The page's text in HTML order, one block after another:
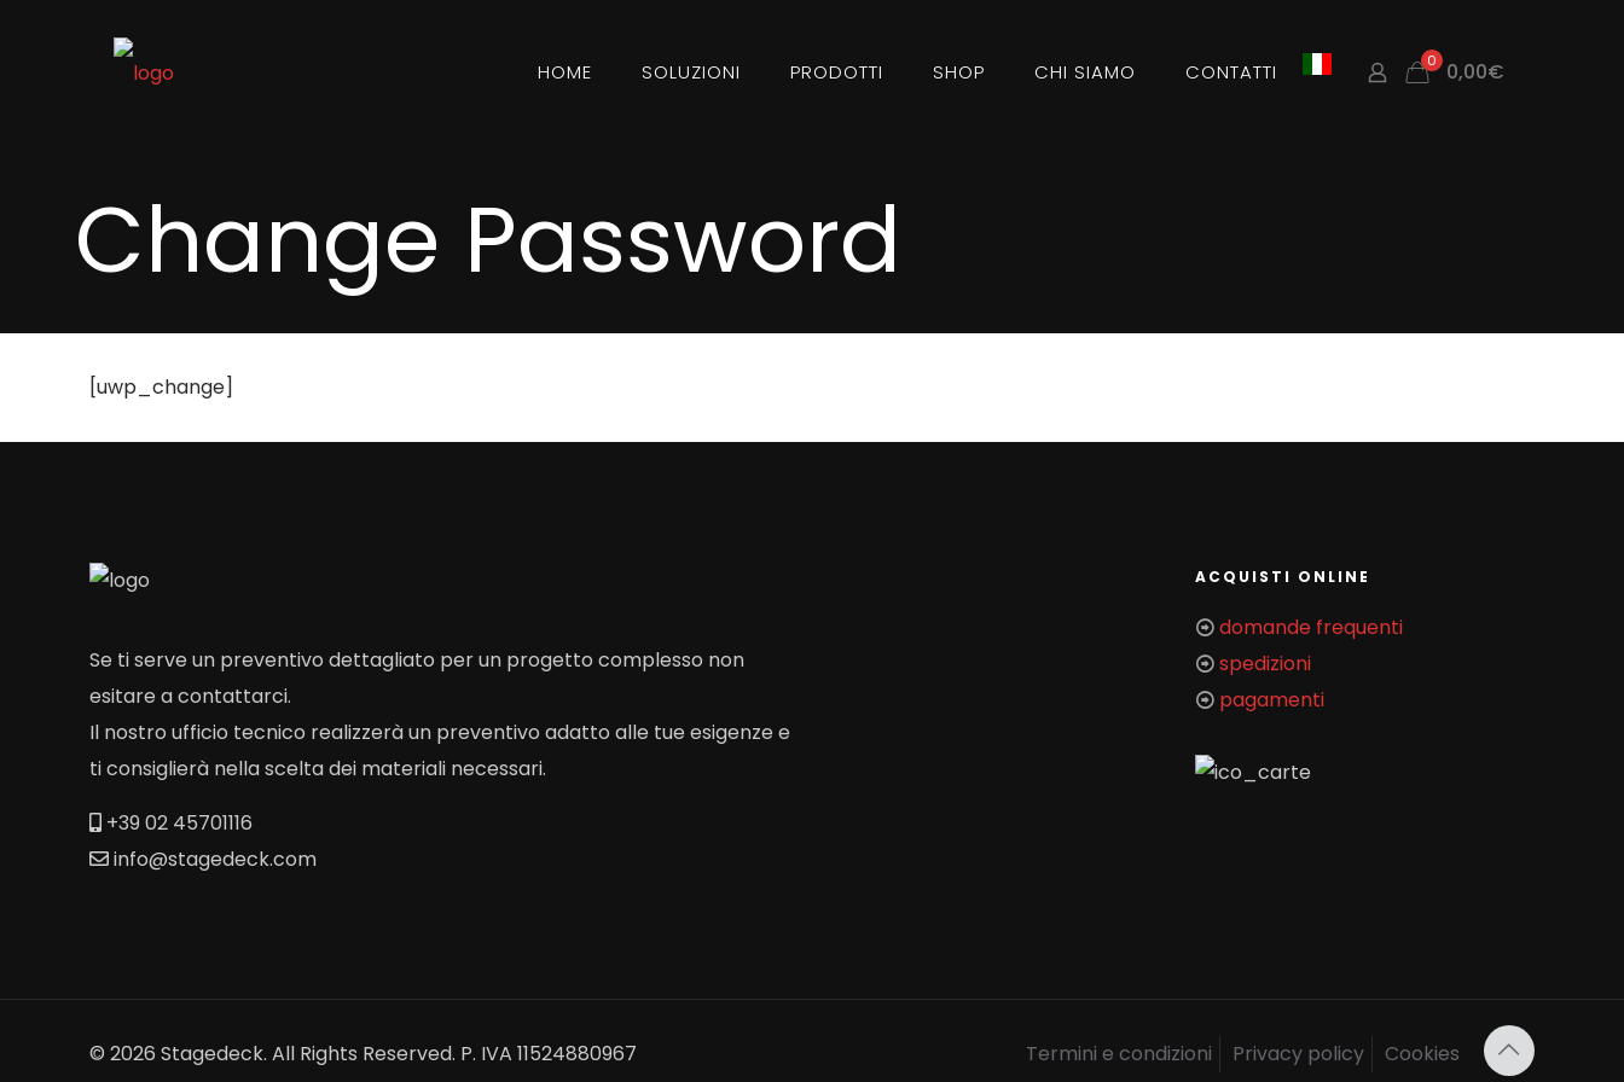
HOME SOLUZIONI PRODOTTI SHOP CHI SIAMO CONTATTI 0 0,00€
Change Password
[uwp_change]
Se ti serve un preventivo dettagliato per un progetto complesso non
esitare a contattarci.
Il nostro ufficio tecnico realizzerà un preventivo adatto alle tue esigenze e
ti consiglierà nella scelta dei materiali necessari.
+39 02 45701116
info@stagedeck.com
ACQUISTI ONLINE
domande frequenti
spedizioni
pagamenti
© 2026 Stagedeck. All Rights Reserved. P. IVA 11524880967 Termini e condizioni Privacy policy Cookies